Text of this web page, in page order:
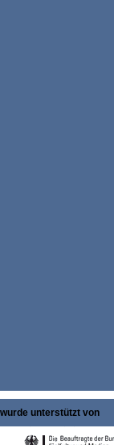
wurde unterstützt von